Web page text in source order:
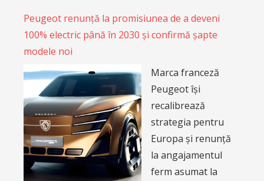
Peugeot renunță la promisiunea de a deveni
100% electric până în 2030 și confirmă șapte
modele noi
Marca franceză
Peugeot își
recalibrează
strategia pentru
Europa și renunță
la angajamentul
ferm asumat la